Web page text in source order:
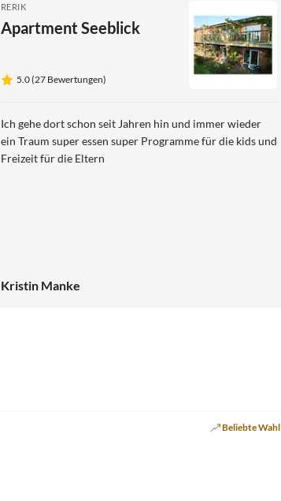
RERIK
Apartment Seeblick
5.0 (27 Bewertungen)
Ich gehe dort schon seit Jahren hin und immer wieder
ein Traum super essen super Programme für die kids und
Freizeit für die Eltern
Kristin Manke
Beliebte Wahl